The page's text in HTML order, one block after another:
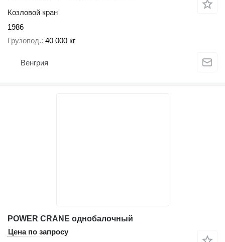
Козловой кран
1986
Грузопод. 40 000 кг
Венгрия
POWER CRANE однобалочный
Цена по запросу